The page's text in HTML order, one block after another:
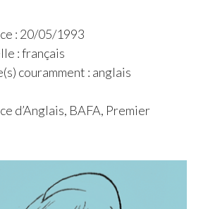
: 20/05/1993
: français
couramment : anglais
d’Anglais, BAFA, Premier